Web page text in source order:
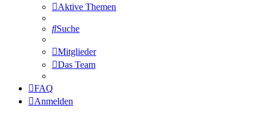
Aktive Themen
Suche
Mitglieder
Das Team
FAQ
Anmelden